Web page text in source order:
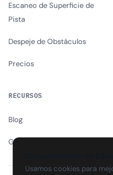
Escaneo de Superficie de
Pista
Despeje de Obstáculos
Precios
RECURSOS
Blog
Glosario
Usamos cookies para